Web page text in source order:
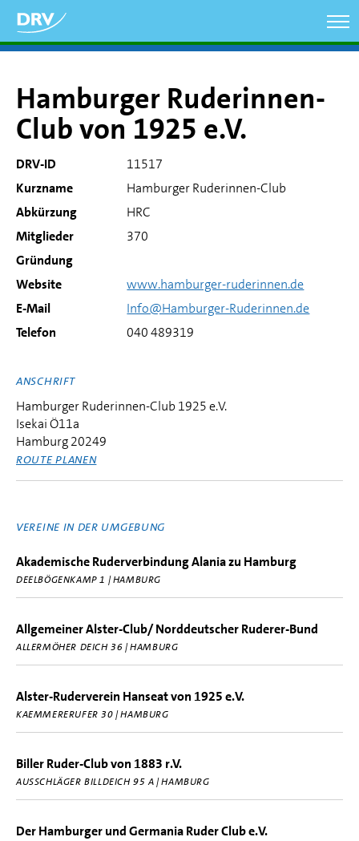
zum
Inhalt
Hamburger Ruderinnen-
Club von 1925 e.V.
DRV-ID
11517
Kurzname
Hamburger Ruderinnen-Club
Abkürzung
HRC
Mitglieder
370
Gründung
Website
www.hamburger-ruderinnen.de
E-Mail
Info@Hamburger-Ruderinnen.de
Telefon
040 489319
ANSCHRIFT
Hamburger Ruderinnen-Club 1925 e.V.
Isekai Ö11a
Hamburg 20249
ROUTE PLANEN
VEREINE IN DER UMGEBUNG
Akademische Ruderverbindung Alania zu Hamburg
DEELBÖGENKAMP 1 | HAMBURG
Allgemeiner Alster-Club/ Norddeutscher Ruderer-Bund
ALLERMÖHER DEICH 36 | HAMBURG
Alster-Ruderverein Hanseat von 1925 e.V.
KAEMMERERUFER 30 | HAMBURG
Biller Ruder-Club von 1883 r.V.
AUSSCHLÄGER BILLDEICH 95 A | HAMBURG
Der Hamburger und Germania Ruder Club e.V.